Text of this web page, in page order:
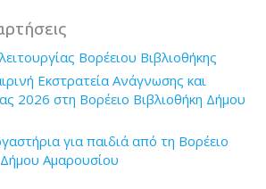
Βορέειου Βιβλιοθήκης
Εκστρατεία Ανάγνωσης και
2026 στη Βορέειο Βιβλιοθήκη Δήμου
για παιδιά από τη Βορέειο
Αμαρουσίου